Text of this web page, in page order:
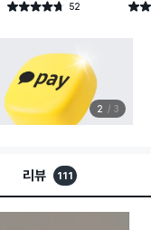
별점 4.7점 52
건 작성 별점
3 3
리뷰 111